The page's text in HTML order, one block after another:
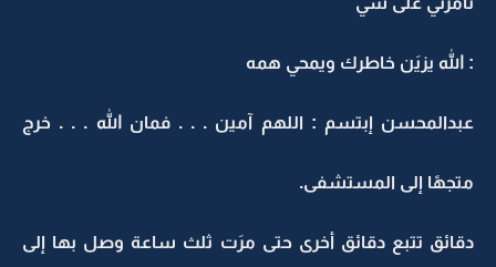
: الله يزيَن خاطرك ويمحي همه
عبدالمحسن إبتسم : اللهم آمين . . . فمان الله . . . خرج
متجهًا إلى المستشفى.
دقائق تتبع دقائق أخرى حتى مرَت ثلث ساعة وصل بها إلى